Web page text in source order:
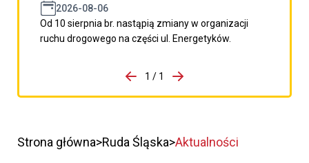
2026-08-06
Od 10 sierpnia br. nastąpią zmiany w organizacji
ruchu drogowego na części ul. Energetyków.
porzpedniego komunikatu
1 / 1
Przejdź do następnego
Strona główna Ruda Śląska Aktualności